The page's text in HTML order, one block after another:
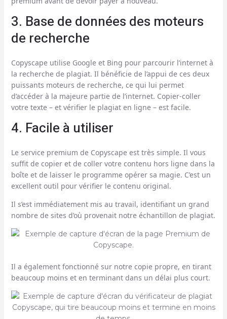
3. Base de données des moteurs
de recherche
Copyscape utilise Google et Bing pour parcourir l’internet à
la recherche de plagiat. Il bénéficie de l’appui de ces deux
puissants moteurs de recherche, ce qui lui permet
d’accéder à la majeure partie de l’internet. Copier-coller
votre texte – et vérifier le plagiat en ligne – est facile.
4. Facile à utiliser
Le service premium de Copyscape est très simple. Il vous
suffit de copier et de coller votre contenu hors ligne dans la
boîte et de laisser le programme opérer sa magie. C’est un
excellent outil pour vérifier le contenu original.
Il s’est immédiatement mis au travail, identifiant un grand
nombre de sites d’où provenait notre échantillon de plagiat.
Il a également fonctionné sur notre copie propre, en tirant
beaucoup moins et en terminant dans un délai plus court.